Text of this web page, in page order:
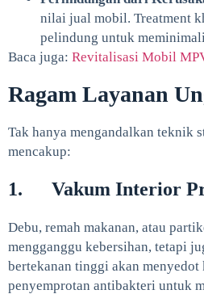
nilai jual mobil. Treatment
pelindung untuk
Baca juga: Revitalisasi Mobil
Ragam Layanan
Tak hanya mengandalkan teknik
mencakup:
1. Vakum Interior
Debu, remah makanan, atau
mengganggu kebersihan, tetapi
bertekanan tinggi akan
penyemprotan antibakteri untuk